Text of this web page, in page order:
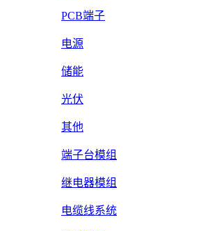
PCB端子
电源
储能
光伏
其他
端子台模组
继电器模组
电缆线系统